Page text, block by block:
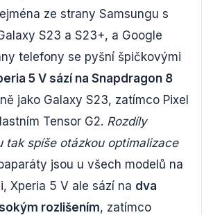
ze strany Samsungu s
S23 a S23+, a Google
telefony se pyšní špičkovými
5 V sází na Snapdragon 8
jako Galaxy S23, zatímco Pixel
Tensor G2. Rozdíly
tak spíše otázkou optimalizace
jsou u všech modelů na
Xperia 5 V ale sází na dva
rozlišením, zatímco